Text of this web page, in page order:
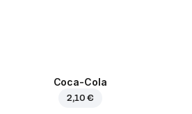
Coca-Cola
2,10 €